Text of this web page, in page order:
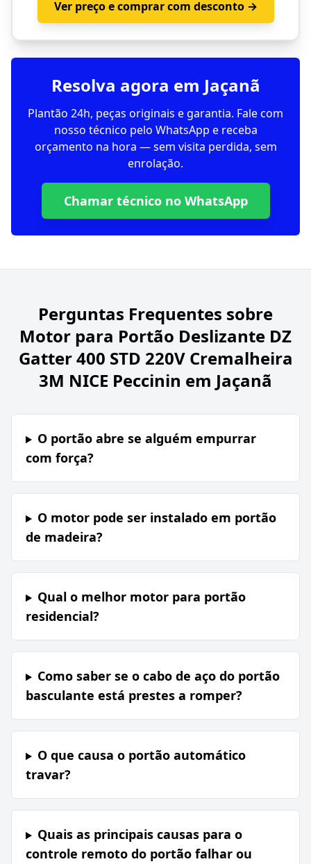
Ver preço e comprar com desconto →
Resolva agora em Jaçanã
Plantão 24h, peças originais e garantia. Fale com
nosso técnico pelo WhatsApp e receba
orçamento na hora — sem visita perdida, sem
enrolação.
Chamar técnico no WhatsApp
Perguntas Frequentes sobre
Motor para Portão Deslizante DZ
Gatter 400 STD 220V Cremalheira
3M NICE Peccinin em Jaçanã
O portão abre se alguém empurrar
com força?
O motor pode ser instalado em portão
de madeira?
Qual o melhor motor para portão
residencial?
Como saber se o cabo de aço do portão
basculante está prestes a romper?
O que causa o portão automático
travar?
Quais as principais causas para o
controle remoto do portão falhar ou